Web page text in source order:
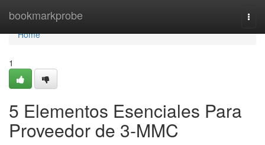
bookmarkprobe
Home
Home
1
5 Elementos Esenciales Para
Proveedor de 3-MMC